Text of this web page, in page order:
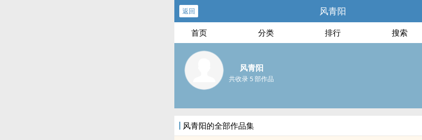
返回 风青阳
首页 分类 排行 搜索
风青阳
共收录 5 部作品
风青阳的全部作品集